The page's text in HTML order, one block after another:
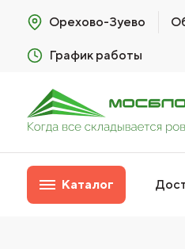
Орехово-Зуево
График работы
Каталог